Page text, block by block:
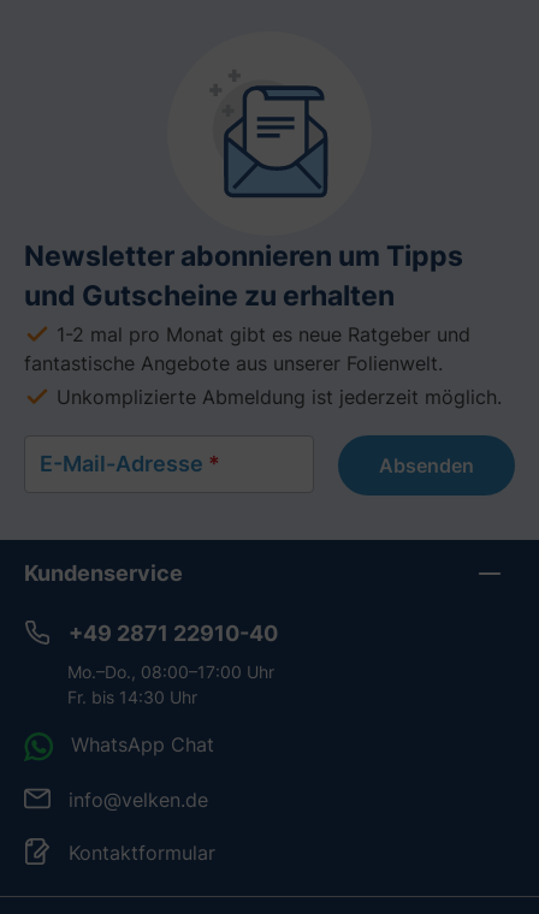
Newsletter abonnieren um Tipps
und Gutscheine zu erhalten
1-2 mal pro Monat gibt es neue Ratgeber und
fantastische Angebote aus unserer Folienwelt.
Unkomplizierte Abmeldung ist jederzeit möglich.
E-Mail-Adresse * Absenden
Kundenservice
+49 2871 22910-40
Mo.–Do., 08:00–17:00 Uhr
Fr. bis 14:30 Uhr
WhatsApp Chat
info@velken.de
Kontaktformular